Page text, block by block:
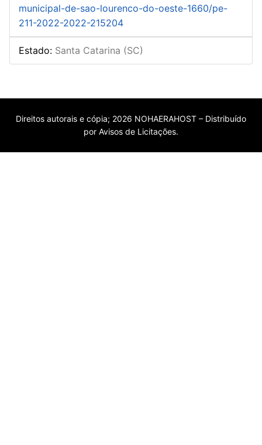
municipal-de-sao-lourenco-do-oeste-1660/pe-
211-2022-2022-215204
Estado: Santa Catarina (SC)
Direitos autorais e cópia; 2026 NOHAERAHOST – Distribuído
por Avisos de Licitações.